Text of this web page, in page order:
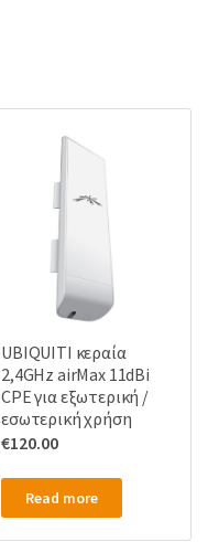
UBIQUITI κεραία
2,4GHz airMax 11dBi
CPE για εξωτερική /
εσωτερική χρήση
€120.00
Read more